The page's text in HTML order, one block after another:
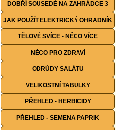
DOBŘÍ SOUSEDÉ NA ZAHRÁDCE 3
JAK POUŽÍT ELEKTRICKÝ OHRADNÍK
TĚLOVÉ SVÍCE - NĚCO VÍCE
NĚCO PRO ZDRAVÍ
ODRŮDY SALÁTU
VELIKOSTNÍ TABULKY
PŘEHLED - HERBICIDY
PŘEHLED - SEMENA PAPRIK